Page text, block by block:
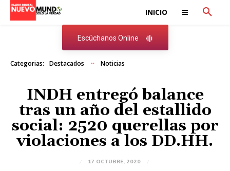
INICIO
Escúchanos Online
Categorias: Destacados Noticias
INDH entregó balance
tras un año del estallido
social: 2520 querellas por
violaciones a los DD.HH.
17 OCTUBRE, 2020